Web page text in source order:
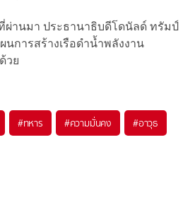
ผ่านมา ประธานาธิบดีโดนัลด์ ทรัมป์
นการสร้างเรือดำน้ำพลังงาน
วย
#ทหาร #ความมั่นคง #อาวุธ